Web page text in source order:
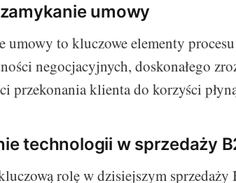
umowy
umowy to kluczowe elementy
negocjacyjnych, doskonałego
przekonania klienta do korzyści
technologii w sprzedaży
rolę w dzisiejszym sprzedaży